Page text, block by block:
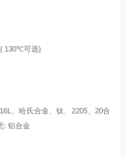
130℃可选)
、哈氏合金、钛、2205、20合
: 铝合金